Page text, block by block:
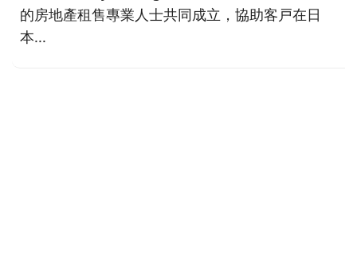
的房地產租售專業人士共同成立，協助客戸在日
本...